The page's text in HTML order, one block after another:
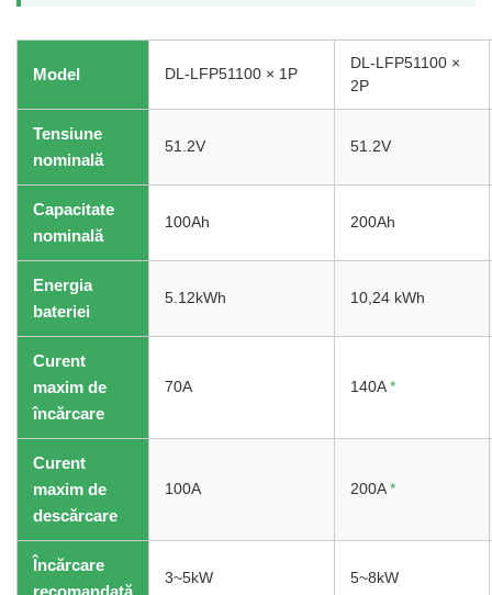
Model DL-LFP51100 × 1P
DL-LFP51100 ×
2P
Tensiune
nominală
51.2V 51.2V
Capacitate
nominală
100Ah 200Ah
Energia
bateriei
5.12kWh 10,24 kWh
Curent
maxim de
încărcare
70A 140A*
Curent
maxim de
descărcare
100A 200A*
Încărcare
recomandată
3~5kW 5~8kW